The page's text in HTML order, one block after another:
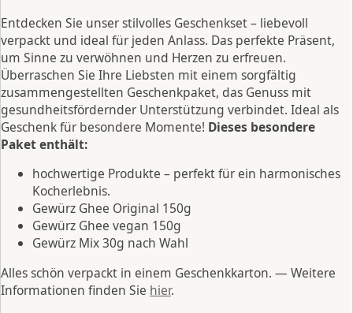
Entdecken Sie unser stilvolles Geschenkset – liebevoll
verpackt und ideal für jeden Anlass. Das perfekte Präsent,
um Sinne zu verwöhnen und Herzen zu erfreuen.
Überraschen Sie Ihre Liebsten mit einem sorgfältig
zusammengestellten Geschenkpaket, das Genuss mit
gesundheitsfördernder Unterstützung verbindet. Ideal als
Geschenk für besondere Momente! Dieses besondere
Paket enthält:
hochwertige Produkte – perfekt für ein harmonisches
Kocherlebnis.
Gewürz Ghee Original 150g
Gewürz Ghee vegan 150g
Gewürz Mix 30g nach Wahl
Alles schön verpackt in einem Geschenkkarton. — Weitere
Informationen finden Sie hier.